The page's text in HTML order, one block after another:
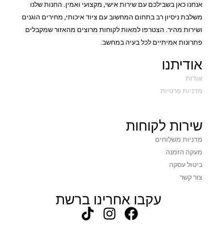
אנחנו כאן בשבילכם עם שירות אישי, מקצועי ואמין. החנות שלנו
משלבת ניסיון רב בתחום המחשוב עם ציוד איכותי, מחירים הוגנים
ושירות מהיר. הצטרפו למאות לקוחות מרוצים מהאזור שמקבלים
פתרונות אמיתיים לכל בעיה במחשב.
אודיתנו
אודות
מדניות פרטיות
שירות לקוחות
מדניות משלוחים
מעקה הזמנה
ביטול עסקה
צור קשר
עקבו אחרינו ברשת